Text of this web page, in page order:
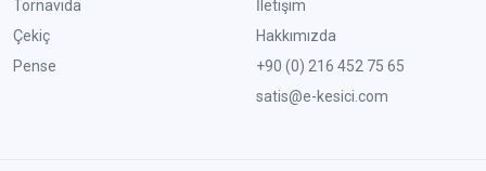
Tornavida
Çekiç
Pense
İletişim
Hakkımızda
+90 (0) 216 452 75 65
satis@e-kesici.com